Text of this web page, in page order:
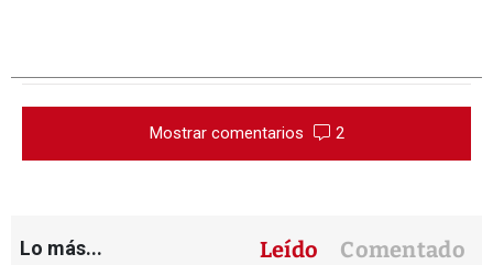
Mostrar comentarios 2
Lo más... Leído Comentado